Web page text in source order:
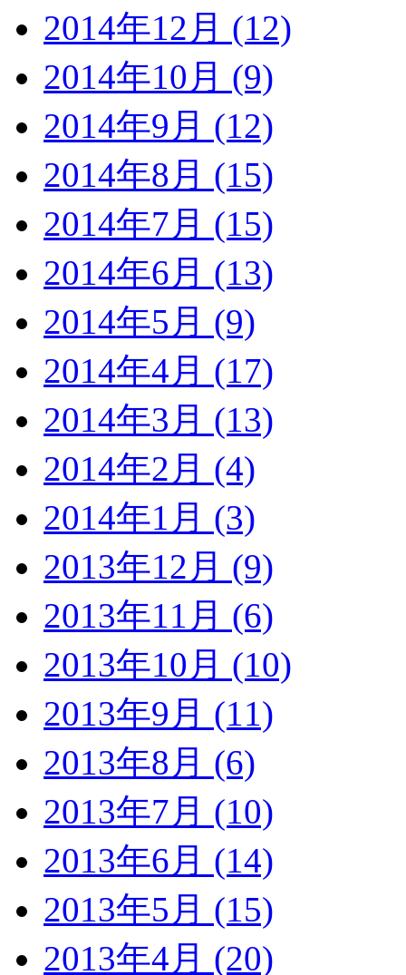
2014年12月 (12)
2014年10月 (9)
2014年9月 (12)
2014年8月 (15)
2014年7月 (15)
2014年6月 (13)
2014年5月 (9)
2014年4月 (17)
2014年3月 (13)
2014年2月 (4)
2014年1月 (3)
2013年12月 (9)
2013年11月 (6)
2013年10月 (10)
2013年9月 (11)
2013年8月 (6)
2013年7月 (10)
2013年6月 (14)
2013年5月 (15)
2013年4月 (20)